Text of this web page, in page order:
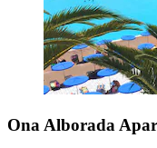
Ona Alborada